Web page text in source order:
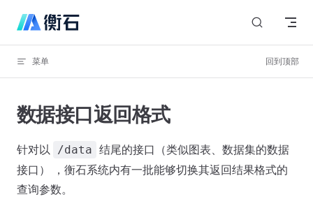
Skip to content
菜单 回到顶部
数据接口返回格式
针对以 /data 结尾的接口（类似图表、数据集的数据
接口） ，衡石系统内有一批能够切换其返回结果格式的
查询参数。